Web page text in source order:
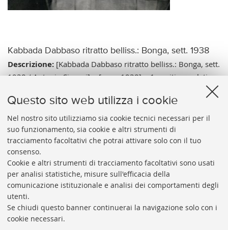
Questo sito web utilizza i cookie
Nel nostro sito utilizziamo sia cookie tecnici necessari per il
suo funzionamento, sia cookie e altri strumenti di
tracciamento facoltativi che potrai attivare solo con il tuo
consenso.
Cookie e altri strumenti di tracciamento facoltativi sono usati
per analisi statistiche, misure sull'efficacia della
comunicazione istituzionale e analisi dei comportamenti degli
utenti.
Se chiudi questo banner continuerai la navigazione solo con i
cookie necessari.
Kabbada Dabbaso ritratto belliss.: Bonga, sett. 1938
Descrizione:[Kabbada Dabbaso ritratto belliss.: Bonga, sett.
1938 / Antonio Simoni]. - [esec. 1938]. - 1 positivo: gelatina
Note:Tit. e data di esec. da nota ms. dell'A. contenuta in un
registro etichettato come "Materiale fotografico, negativi di
piccolo formato". - Nell'immagine: soldato etiope.
Vai al catalogo: https://sol.unibo.it/SebinaOpac/.do?
idopac=UBO2944629